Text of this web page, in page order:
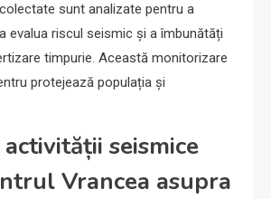
sunt analizate pentru a
evalua riscul seismic și a îmbunătăți
timpurie. Această monitorizare
protejează populația și
seismice
Vrancea asupra